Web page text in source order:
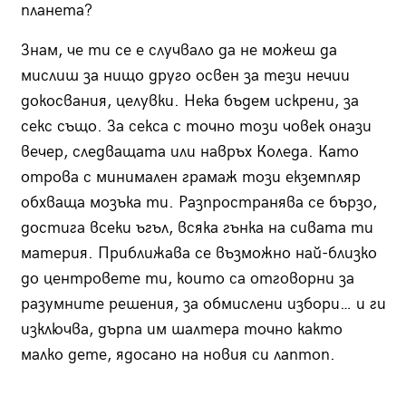
планета?
Знам, че ти се е случвало да не можеш да
мислиш за нищо друго освен за тези нечии
докосвания, целувки. Нека бъдем искрени, за
секс също. За секса с точно този човек онази
вечер, следващата или навръх Коледа. Като
отрова с минимален грамаж този екземпляр
обхваща мозъка ти. Разпространява се бързо,
достига всеки ъгъл, всяка гънка на сивата ти
материя. Приближава се възможно най-близко
до центровете ти, които са отговорни за
разумните решения, за обмислени избори… и ги
изключва, дърпа им шалтера точно както
малко дете, ядосано на новия си лаптоп.